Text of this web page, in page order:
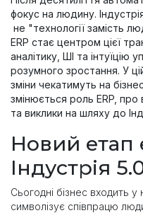
фокус на людину.
не "технології замість
ERP стає центром цієї
аналітику, ШІ та інтуїцію
розумного зростання. У
зміни чекатимуть на
змінюється роль ERP,
та виклики на шляху до
Новий етап
Індустрія
Сьогодні бізнес входить
символізує співпрацю